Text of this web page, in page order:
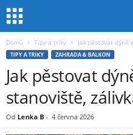
Domů Tipy a triky Jak pěstovat dýně
TIPY A TRIKY ZAHRADA & BALKON
Jak pěstovat
stanoviště,
Od Lenka B - 4 června 2026